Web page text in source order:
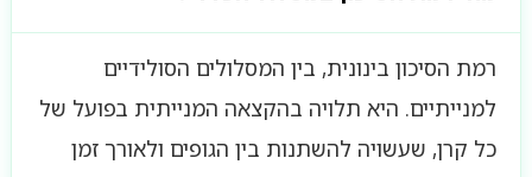
רמת הסיכון בינונית, בין המסלולים הסולידיים
למנייתיים. היא תלויה בהקצאה המנייתית בפועל של
כל קרן, שעשויה להשתנות בין הגופים ולאורך זמן